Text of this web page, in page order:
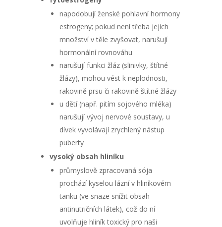
napodobují ženské pohlavní hormony
estrogeny; pokud není třeba jejich
množství v těle zvyšovat, narušují
hormonální rovnováhu
narušují funkci žláz (slinivky, štítné
žlázy), mohou vést k neplodnosti,
rakovině prsu či rakovině štítné žlázy
u dětí (např. pitím sojového mléka)
narušují vývoj nervové soustavy, u
dívek vyvolávají zrychlený nástup
puberty
vysoký obsah hliníku
průmyslově zpracovaná sója
prochází kyselou lázní v hliníkovém
tanku (ve snaze snížit obsah
antinutričních látek), což do ní
uvolňuje hliník toxický pro naši